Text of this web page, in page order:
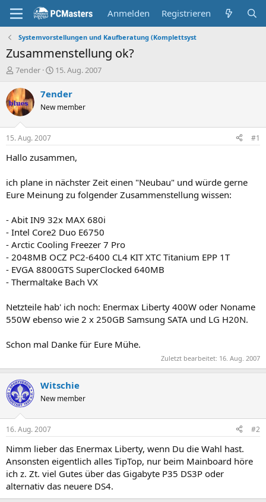
Anmelden Registrieren
Systemvorstellungen und Kaufberatung (Komplettsyst
Zusammenstellung ok?
E
s
t
e
e
r
7ender
E
s
e
t
a
15. Aug. 2007
7ender
New member
15. Aug. 2007 #1
Hallo zusammen,
ich plane in nächster Zeit einen "Neubau" und würde gerne
Eure Meinung zu folgender Zusammenstellung wissen:
- Abit IN9 32x MAX 680i
- Intel Core2 Duo E6750
- Arctic Cooling Freezer 7 Pro
- 2048MB OCZ PC2-6400 CL4 KIT XTC Titanium EPP 1T
- EVGA 8800GTS SuperClocked 640MB
- Thermaltake Bach VX
Netzteile hab' ich noch: Enermax Liberty 400W oder Noname
550W ebenso wie 2 x 250GB Samsung SATA und LG H20N.
Schon mal Danke für Eure Mühe.
Zuletzt bearbeitet: 16. Aug. 2007
Witschie
New member
16. Aug. 2007 #2
Nimm lieber das Enermax Liberty, wenn Du die Wahl hast.
Ansonsten eigentlich alles TipTop, nur beim Mainboard höre
ich z. Zt. viel Gutes über das Gigabyte P35 DS3P oder
alternativ das neuere DS4.